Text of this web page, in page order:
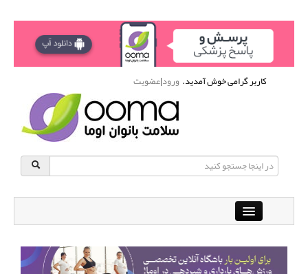
کاربر گرامی خوش آمدید.ورود|عضویت
باشگاه آنلاین ورزشی اوما